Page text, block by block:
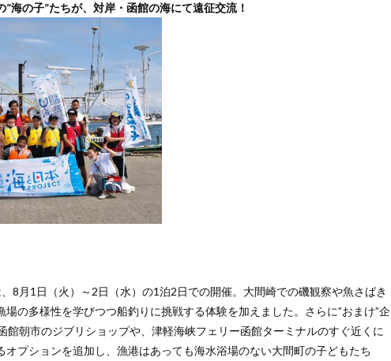
海の子”たちが、対岸・函館の海にて遠征交流！
8月1日（火）～2日（水）の1泊2日での開催。大間崎での磯観察や魚さばき
の多様性を学びつつ船釣りに挑戦する体験を加えました。さらに”おまけ”企
館朝市のジブリショップや、津軽海峡フェリー函館ターミナルのすぐ近くに
オプションを追加し、漁港はあっても海水浴場のない大間町の子どもたち